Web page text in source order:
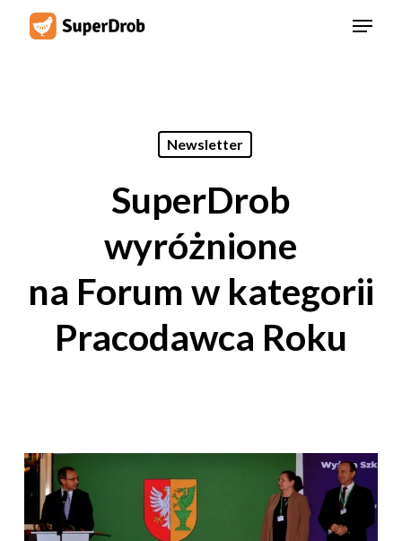
Menu
Newsletter
SuperDrob
wyróżnione
na Forum w kategorii
Pracodawca Roku